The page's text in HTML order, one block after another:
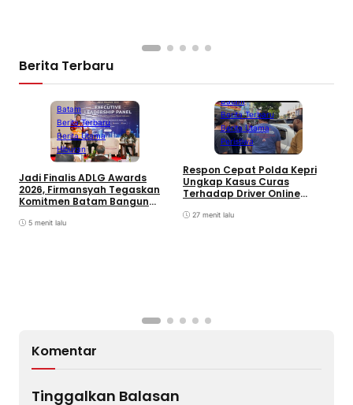
Berita Terbaru
Batam
Berita Terbaru
Berita Utama
Hiburan
Jadi Finalis ADLG Awards
2026, Firmansyah Tegaskan
Komitmen Batam Bangun
5 menit lalu
Batam
Berita Terbaru
Berita Utama
Peristiwa
Respon Cepat Polda Kepri
Ungkap Kasus Curas
Terhadap Driver Online
27 menit lalu
Komentar
Tinggalkan Balasan